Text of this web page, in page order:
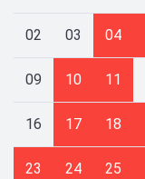
02 03 04
09 10 11
16 17 18
23 24 25